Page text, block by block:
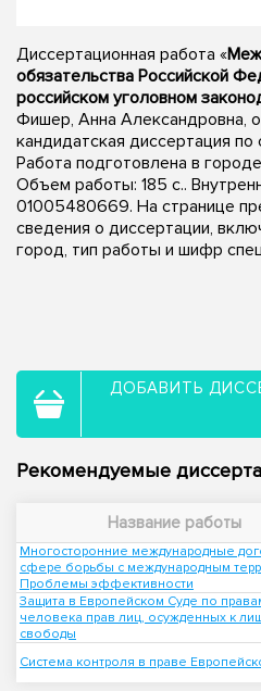
Диссертационная работа «
обязательства Российской
российском уголовном
Фишер, Анна Александровна,
кандидатская диссертация по
Работа подготовлена в
Объем работы: 185 с..
01005480669. На странице
сведения о диссертации,
город, тип работы и шифр
ДОБАВИТЬ
Рекомендуемые
Название работы
Многосторонние международные
сфере борьбы с международным
Проблемы эффективности
Защита в Европейском Суде по
человека прав лиц, осужденных к
свободы
Система контроля в праве